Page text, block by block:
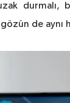
durmalı,
de aynı